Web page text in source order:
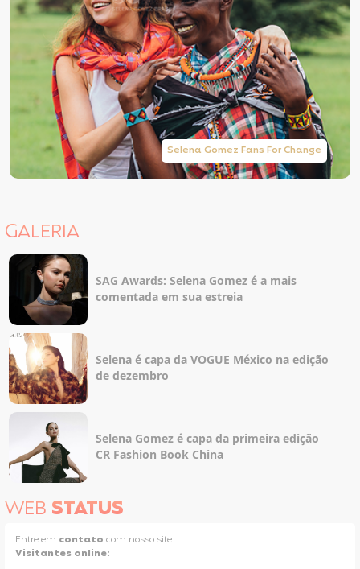
Selena Gomez Fans For Change
GALERIA
SAG Awards: Selena Gomez é a mais
comentada em sua estreia
Selena é capa da VOGUE México na edição
de dezembro
Selena Gomez é capa da primeira edição
CR Fashion Book China
WEB STATUS
Entre em contato com nosso site
Visitantes online: